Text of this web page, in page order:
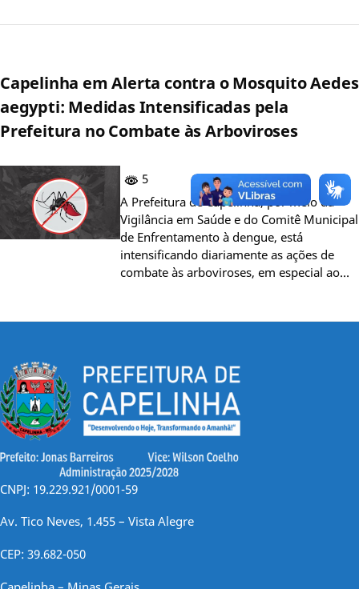
Capelinha em Alerta contra o Mosquito Aedes
aegypti: Medidas Intensificadas pela
Prefeitura no Combate às Arboviroses
5
A Prefeitura de Capelinha, por meio da
Vigilância em Saúde e do Comitê Municipal
de Enfrentamento à dengue, está
intensificando diariamente as ações de
combate às arboviroses, em especial ao…
CNPJ: 19.229.921/0001-59
Av. Tico Neves, 1.455 – Vista Alegre
CEP: 39.682-050